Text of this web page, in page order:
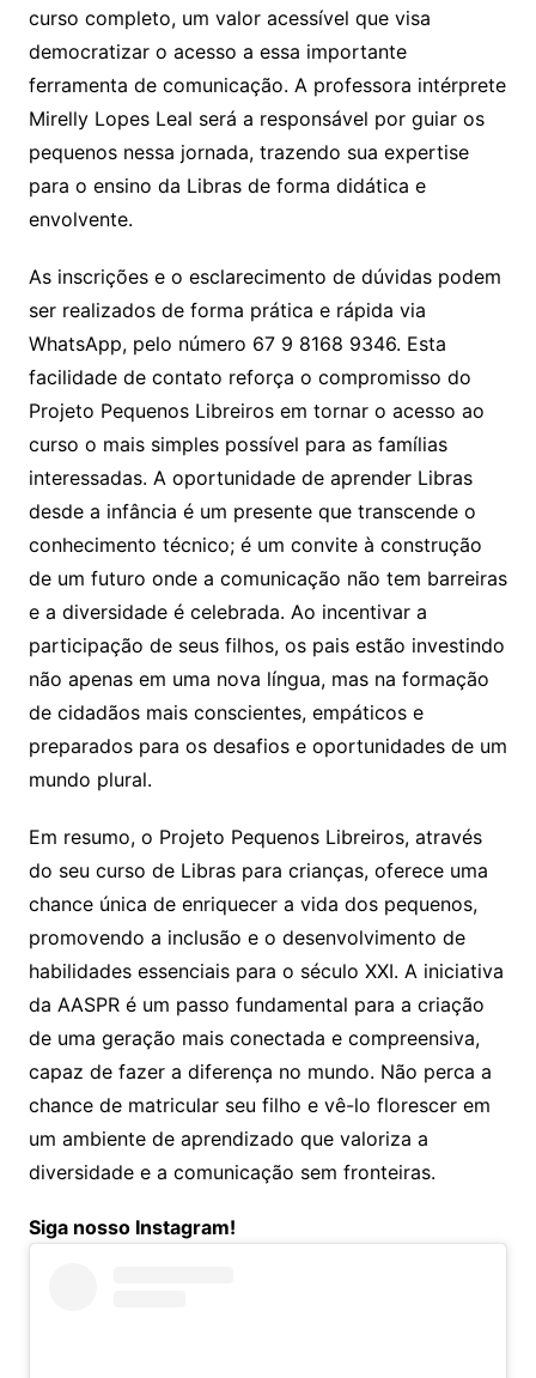
curso completo, um valor acessível que visa
democratizar o acesso a essa importante
ferramenta de comunicação. A professora intérprete
Mirelly Lopes Leal será a responsável por guiar os
pequenos nessa jornada, trazendo sua expertise
para o ensino da Libras de forma didática e
envolvente.
As inscrições e o esclarecimento de dúvidas podem
ser realizados de forma prática e rápida via
WhatsApp, pelo número 67 9 8168 9346. Esta
facilidade de contato reforça o compromisso do
Projeto Pequenos Libreiros em tornar o acesso ao
curso o mais simples possível para as famílias
interessadas. A oportunidade de aprender Libras
desde a infância é um presente que transcende o
conhecimento técnico; é um convite à construção
de um futuro onde a comunicação não tem barreiras
e a diversidade é celebrada. Ao incentivar a
participação de seus filhos, os pais estão investindo
não apenas em uma nova língua, mas na formação
de cidadãos mais conscientes, empáticos e
preparados para os desafios e oportunidades de um
mundo plural.
Em resumo, o Projeto Pequenos Libreiros, através
do seu curso de Libras para crianças, oferece uma
chance única de enriquecer a vida dos pequenos,
promovendo a inclusão e o desenvolvimento de
habilidades essenciais para o século XXI. A iniciativa
da AASPR é um passo fundamental para a criação
de uma geração mais conectada e compreensiva,
capaz de fazer a diferença no mundo. Não perca a
chance de matricular seu filho e vê-lo florescer em
um ambiente de aprendizado que valoriza a
diversidade e a comunicação sem fronteiras.
Siga nosso Instagram!